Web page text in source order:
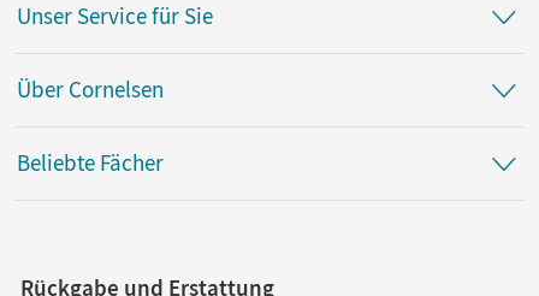
Unser Service für Sie
Über Cornelsen
Beliebte Fächer
Rückgabe und Erstattung